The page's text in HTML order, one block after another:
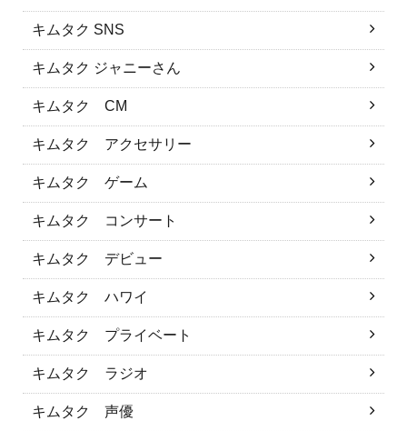
キムタク SNS
キムタク ジャニーさん
キムタク CM
キムタク アクセサリー
キムタク ゲーム
キムタク コンサート
キムタク デビュー
キムタク ハワイ
キムタク プライベート
キムタク ラジオ
キムタク 声優